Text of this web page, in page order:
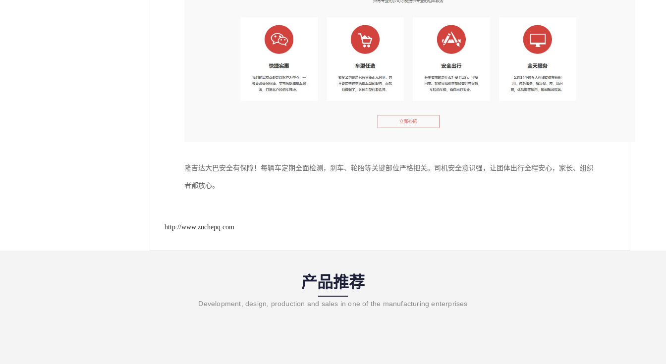
隆吉达大巴安全有保障！每辆车定期全面检测，刹车、轮胎等关键部位严格把关。司机安全意识强，让团体出行全程安心，家长、组织
者都放心。
http://www.zuchepq.com
产品推荐
Development, design, production and sales in one of the manufacturing enterprises